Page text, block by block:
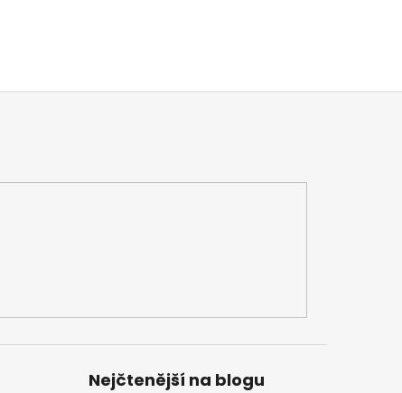
Nejčtenější na blogu